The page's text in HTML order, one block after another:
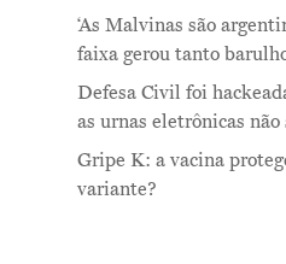
‘As Malvinas são
faixa gerou tanto
Defesa Civil foi
as urnas eletrônicas não
Gripe K: a vacina
variante?